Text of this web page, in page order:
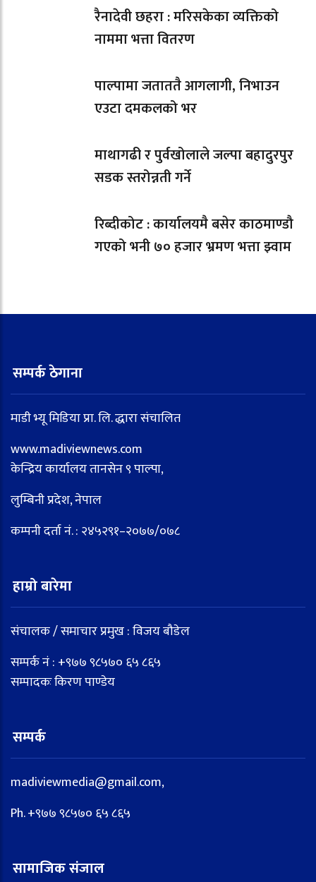
रैनादेवी छहरा : मरिसकेका व्यक्तिको
नाममा भत्ता वितरण
पाल्पामा जताततै आगलागी, निभाउन
एउटा दमकलको भर
माथागढी र पुर्वखोलाले जल्पा बहादुरपुर
सडक स्तरोन्नती गर्ने
रिब्दीकोट : कार्यालयमै बसेर काठमाण्डौ
गएको भनी ७० हजार भ्रमण भत्ता झ्वाम
सम्पर्क ठेगाना
माडी भ्यू मिडिया प्रा. लि. द्धारा संचालित
www.madiviewnews.com
केन्द्रिय कार्यालय तानसेन ९ पाल्पा,
लुम्बिनी प्रदेश, नेपाल
कम्पनी दर्ता नं. : २४५२९१–२०७७/०७८
हाम्रो बारेमा
संचालक / समाचार प्रमुख : विजय बौडेल
सम्पर्क नं : +९७७ ९८५७० ६५ ८६५
सम्पादकः किरण पाण्डेय
सम्पर्क
madiviewmedia@gmail.com,
Ph. +९७७ ९८५७० ६५ ८६५
सामाजिक संजाल